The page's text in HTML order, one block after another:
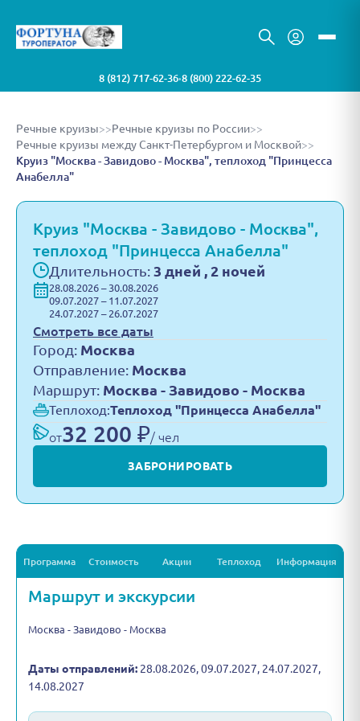
8 (812) 717-62-36•8 (800) 222-62-35
Речные круизы>>Речные круизы по России>>
Речные круизы между Санкт-Петербургом и Москвой>>
Круиз "Москва - Завидово - Москва", теплоход "Принцесса
Анабелла"
Круиз "Москва - Завидово - Москва",
теплоход "Принцесса Анабелла"
Длительность: 3 дней , 2 ночей
28.08.2026 – 30.08.2026
09.07.2027 – 11.07.2027
24.07.2027 – 26.07.2027
Смотреть все даты
Город: Москва
Отправление: Москва
Маршрут: Москва - Завидово - Москва
Теплоход:Теплоход "Принцесса Анабелла"
от32 200 ₽/ чел
ЗАБРОНИРОВАТЬ
Программа Стоимость Акции Теплоход Информация
Маршрут и экскурсии
Москва - Завидово - Москва
Даты отправлений: 28.08.2026, 09.07.2027, 24.07.2027,
14.08.2027